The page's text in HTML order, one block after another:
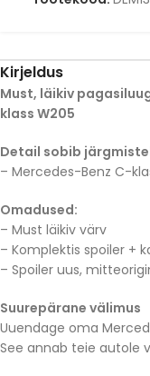
Kirjeldus
Must, läikiv
klass W205
Detail sobib
– Mercedes-Benz C-
Omadused:
– Must läikiv värv
– Komplektis spoiler +
– Spoiler uus,
Suurepärane välimus
Uuendage oma
See annab teie autole